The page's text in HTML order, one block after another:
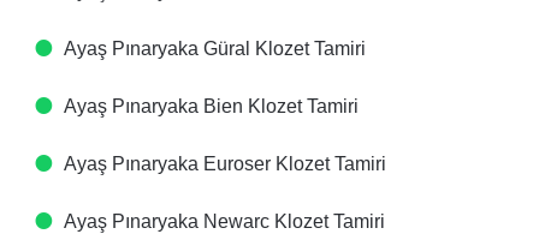
Ayaş Pınaryaka Güral Klozet Tamiri
Ayaş Pınaryaka Bien Klozet Tamiri
Ayaş Pınaryaka Euroser Klozet Tamiri
Ayaş Pınaryaka Newarc Klozet Tamiri